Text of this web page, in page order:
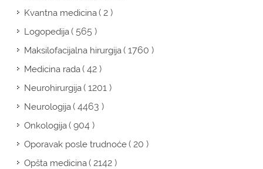
Kvantna medicina( 2 )
Logopedija( 565 )
Maksilofacijalna hirurgija( 1760 )
Medicina rada( 42 )
Neurohirurgija( 1201 )
Neurologija( 4463 )
Onkologija( 904 )
Oporavak posle trudnoće( 20 )
Opšta medicina( 2142 )